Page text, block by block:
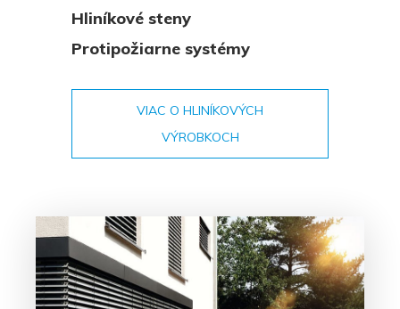
Hliníkové steny
Protipožiarne systémy
VIAC O HLINÍKOVÝCH
VÝROBKOCH